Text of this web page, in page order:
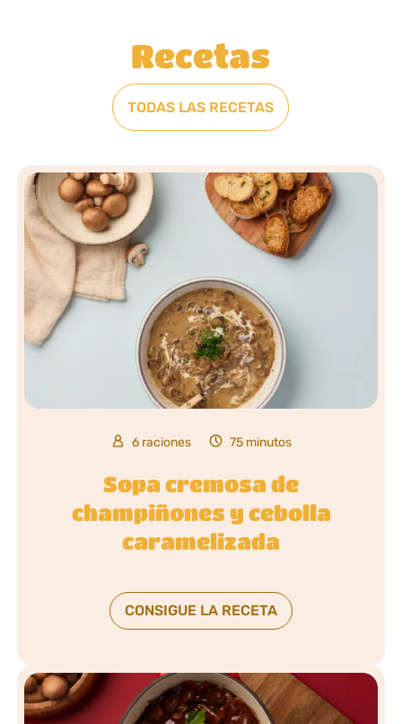
Recetas
TODAS LAS RECETAS
6 raciones 75 minutos
Sopa cremosa de
champiñones y cebolla
caramelizada
CONSIGUE LA RECETA